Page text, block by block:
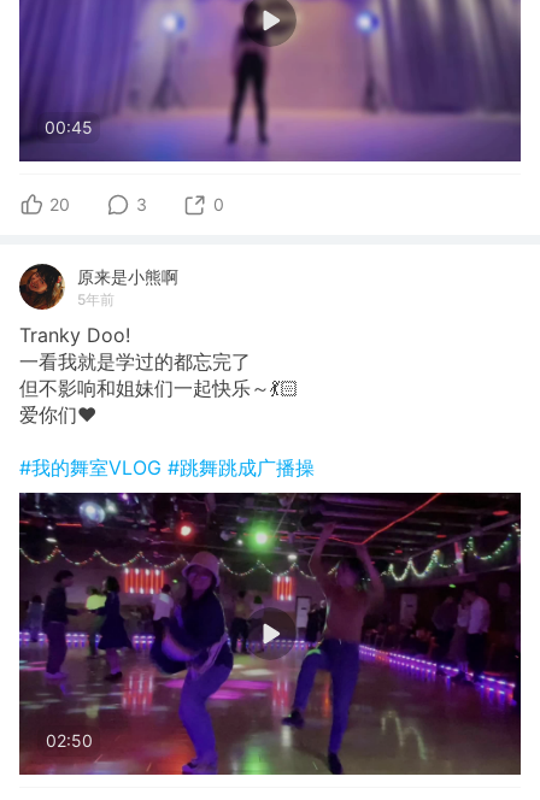
00:45
20 3 0
原来是小熊啊
5年前
Tranky Doo!
一看我就是学过的都忘完了
但不影响和姐妹们一起快乐～💃🏻
爱你们❤️
#我的舞室VLOG #跳舞跳成广播操
02:50